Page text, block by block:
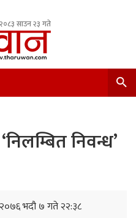
२०८३ साउन २३ गते
निवन्ध’
भदौ ७ गते २२:३८